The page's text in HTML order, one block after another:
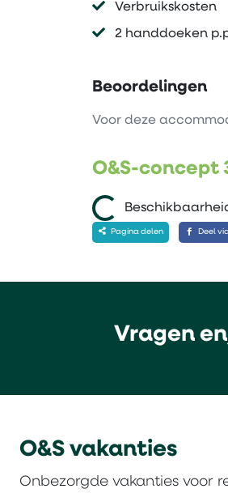
Verbruikskosten
2 handdoeken
Beoordelingen
Voor deze
O&S-concept
Pagina delen Deel
Vragen
O&S vakanties
Onbezorgde vakanties voor